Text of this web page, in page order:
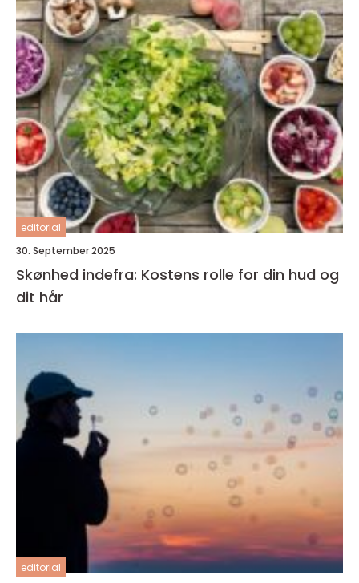
editorial
30. September 2025
Skønhed indefra: Kostens rolle for din hud og
dit hår
editorial